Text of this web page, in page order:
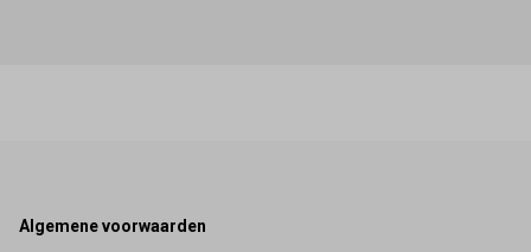
Footer
Algemene voorwaarden